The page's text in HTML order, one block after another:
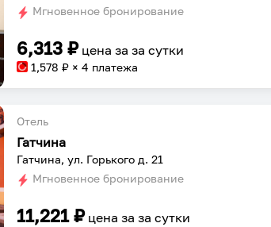
Мгновенное бронирование
6,313 ₽ цена заза сутки
1,578 ₽ × 4 платежа
Отель
Гатчина
Гатчина, ул. Горького д. 21
Мгновенное бронирование
11,221₽ цена заза сутки